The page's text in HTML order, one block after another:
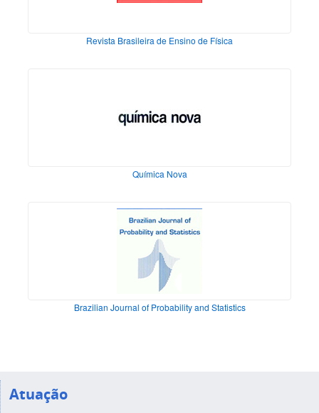
Revista Brasileira de Ensino de Física
Química Nova
Brazilian Journal of Probability and Statistics
Atuação